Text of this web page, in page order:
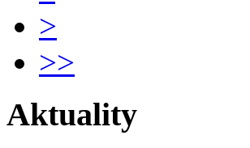
>
>>
Aktuality